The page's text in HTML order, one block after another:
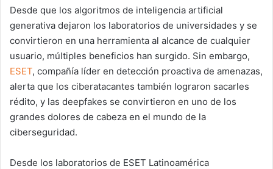
Desde que los algoritmos de inteligencia artificial
generativa dejaron los laboratorios de universidades y se
convirtieron en una herramienta al alcance de cualquier
usuario, múltiples beneficios han surgido. Sin embargo,
ESET, compañía líder en detección proactiva de amenazas,
alerta que los ciberatacantes también lograron sacarles
rédito, y las deepfakes se convirtieron en uno de los
grandes dolores de cabeza en el mundo de la
ciberseguridad.
Desde los laboratorios de ESET Latinoamérica